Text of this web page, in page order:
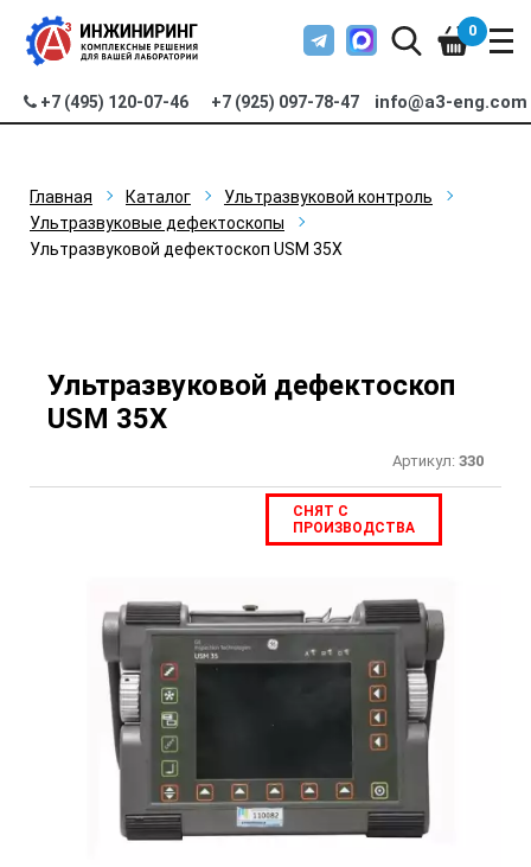
+7 (495) 120-07-46 +7 (925) 097-78-47 info@a3-eng.com
0
Главная Каталог
Ультразвуковой контроль
Ультразвуковые дефектоскопы
Ультразвуковой дефектоскоп USM 35X
Ультразвуковой дефектоскоп
USM 35X
Артикул: 330
СНЯТ С
ПРОИЗВОДСТВА